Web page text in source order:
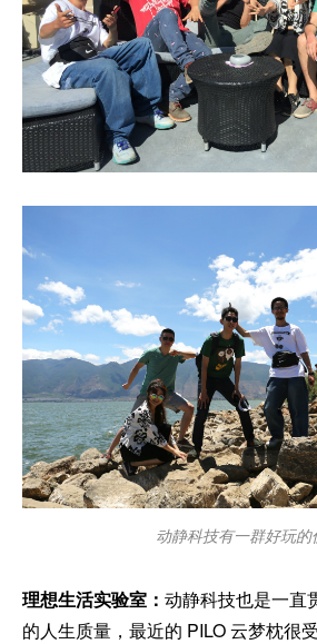
动静科技有一群好玩的
理想生活实验室： 动静科技也是一直
的人生质量，最近的 PILO 云梦枕很